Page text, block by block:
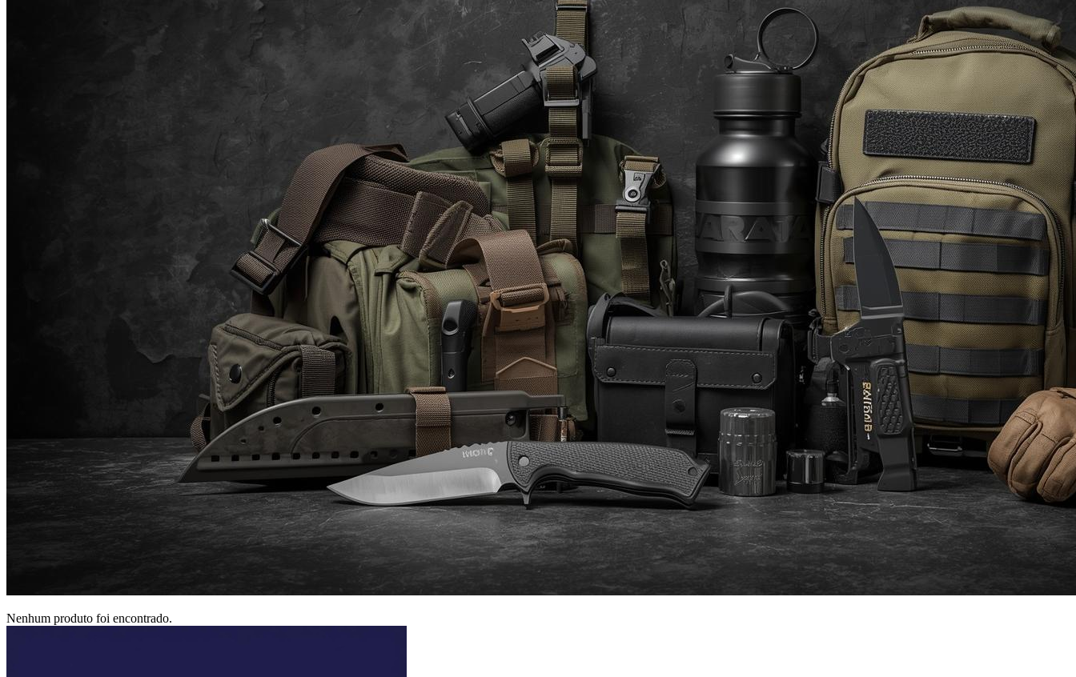
Nenhum produto foi encontrado.